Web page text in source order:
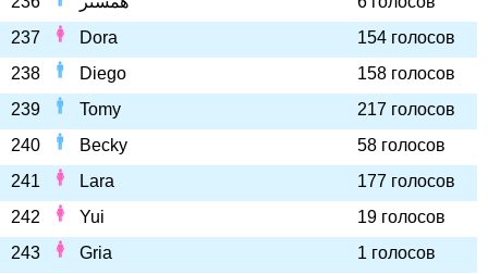
237
Dora
154 голосов
238
Diego
158 голосов
239
Tomy
217 голосов
240
Becky
58 голосов
241
Lara
177 голосов
242
Yui
19 голосов
243
Gria
1 голосов